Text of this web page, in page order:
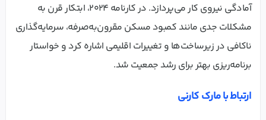
آمادگی نیروی کار می‌پردازد. در کارنامه ۲۰۲۴، ابتکار قرن به
مشکلات جدی مانند کمبود مسکن مقرون‌به‌صرفه، سرمایه‌گذاری
ناکافی در زیرساخت‌ها و تغییرات اقلیمی اشاره کرد و خواستار
برنامه‌ریزی بهتر برای رشد جمعیت شد.
ارتباط با مارک کارنی